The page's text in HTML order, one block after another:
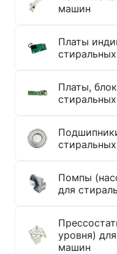
машин
Платы
Платы,
Помпы
для
уровня)
машин